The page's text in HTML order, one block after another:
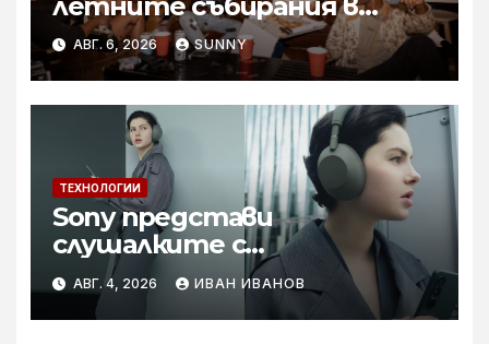
купон с караоке система
АВГ. 6, 2026 SUNNY
ТЕХНОЛОГИИ
Sony представи
слушалките с
шумопотискане WH-
1000XM6 в нов цвят „Olive
Gray“
АВГ. 4, 2026 ИВАН ИВАНОВ